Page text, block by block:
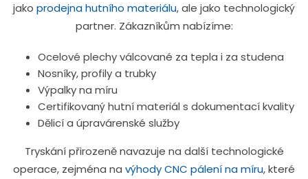
jako prodejna hutního materiálu, ale jako technologický
partner. Zákazníkům nabízíme:
Ocelové plechy válcované za tepla i za studena
Nosníky, profily a trubky
Výpalky na míru
Certifikovaný hutní materiál s dokumentací kvality
Dělicí a úpravárenské služby
Tryskání přirozeně navazuje na další technologické
operace, zejména na výhody CNC pálení na míru, které